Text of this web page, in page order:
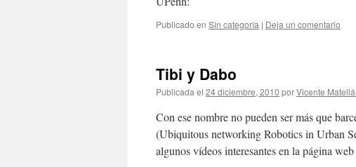
Publicado en Sin categoría | Deja un comentario
Tibi y Dabo
Publicada el 24 diciembre, 2010 porVicente
Con ese nombre no pueden ser más que
(Ubiquitous networking Robotics in Urban
algunos vídeos interesantes en la página